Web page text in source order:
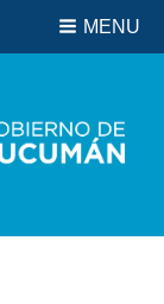
MENU